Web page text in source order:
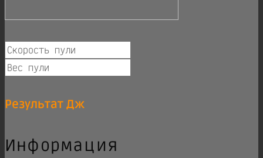
Результат Дж
Информация